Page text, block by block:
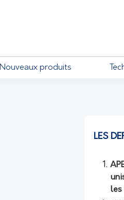
Nouveaux produits
LES
les